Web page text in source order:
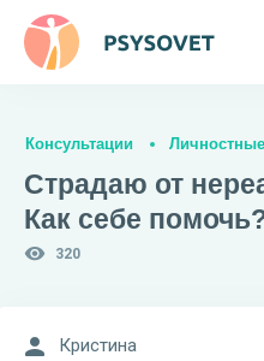
Консультации
Страдаю от
Как себе
320
Кристина